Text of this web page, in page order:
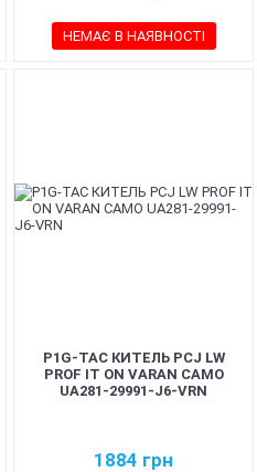
НЕМАЄ В НАЯВНОСТІ
P1G-TAC КИТЕЛЬ PCJ LW
PROF IT ON VARAN CAMO
UA281-29991-J6-VRN
1884 грн